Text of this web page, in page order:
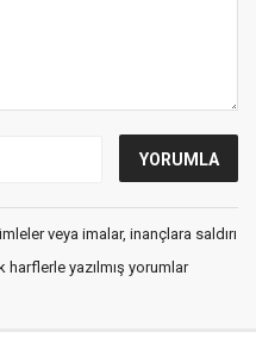
veya imalar, inançlara saldırı
harflerle yazılmış yorumlar